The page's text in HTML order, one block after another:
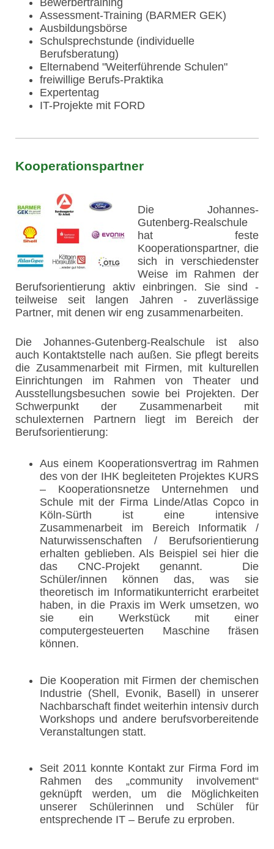
Bewerbertraining
Assessment-Training (BARMER GEK)
Ausbildungsbörse
Schulsprechstunde (individuelle
Berufsberatung)
Elternabend "Weiterführende Schulen"
freiwillige Berufs-Praktika
Expertentag
IT-Projekte mit FORD
Kooperationspartner
Die Johannes-
Gutenberg-Realschule
hat feste
Kooperationspartner, die
sich in verschiedenster
Weise im Rahmen der
Berufsorientierung aktiv einbringen. Sie sind -
teilweise seit langen Jahren - zuverlässige
Partner, mit denen wir eng zusammenarbeiten.
Die Johannes-Gutenberg-Realschule ist also
auch Kontaktstelle nach außen. Sie pflegt bereits
die Zusammenarbeit mit Firmen, mit kulturellen
Einrichtungen im Rahmen von Theater und
Ausstellungsbesuchen sowie bei Projekten. Der
Schwerpunkt der Zusammenarbeit mit
schulexternen Partnern liegt im Bereich der
Berufsorientierung:
Aus einem Kooperationsvertrag im Rahmen
des von der IHK begleiteten Projektes KURS
– Kooperationsnetze Unternehmen und
Schule mit der Firma Linde/Atlas Copco in
Köln-Sürth ist eine intensive
Zusammenarbeit im Bereich Informatik /
Naturwissenschaften / Berufsorientierung
erhalten geblieben. Als Beispiel sei hier die
das CNC-Projekt genannt. Die
Schüler/innen können das, was sie
theoretisch im Informatikunterricht erarbeitet
haben, in die Praxis im Werk umsetzen, wo
sie ein Werkstück mit einer
computergesteuerten Maschine fräsen
können.
Die Kooperation mit Firmen der chemischen
Industrie (Shell, Evonik, Basell) in unserer
Nachbarschaft findet weiterhin intensiv durch
Workshops und andere berufsvorbereitende
Veranstaltungen statt.
Seit 2011 konnte Kontakt zur Firma Ford im
Rahmen des „community involvement“
geknüpft werden, um die Möglichkeiten
unserer Schülerinnen und Schüler für
entsprechende IT – Berufe zu erproben.